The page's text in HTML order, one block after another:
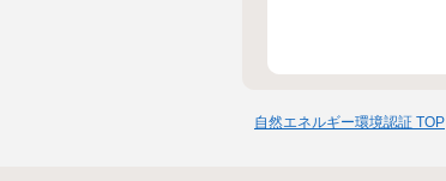
自然エネルギー環境認証 TOP